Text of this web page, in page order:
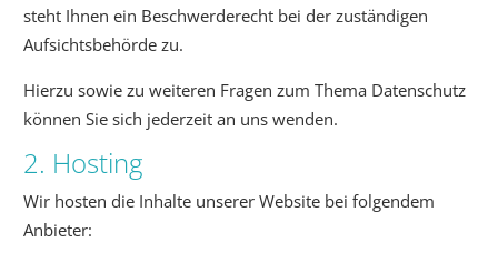
steht Ihnen ein Beschwerderecht bei der zuständigen
Aufsichtsbehörde zu.
Hierzu sowie zu weiteren Fragen zum Thema Datenschutz
können Sie sich jederzeit an uns wenden.
2. Hosting
Wir hosten die Inhalte unserer Website bei folgendem
Anbieter: